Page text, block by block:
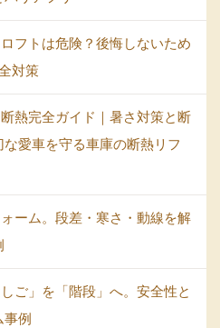
フトは危険？後悔しないため
対策
熱完全ガイド｜暑さ対策と断
愛車を守る車庫の断熱リフ
ーム。段差・寒さ・動線を解
ご」を「階段」へ。安全性と
事例